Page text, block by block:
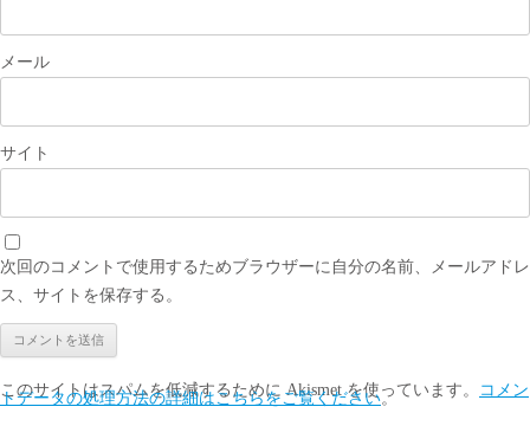
メール
サイト
次回のコメントで使用するためブラウザーに自分の名前、メールアドレ
ス、サイトを保存する。
このサイトはスパムを低減するために Akismet を使っています。 コメン
トデータの処理方法の詳細はこちらをご覧ください。